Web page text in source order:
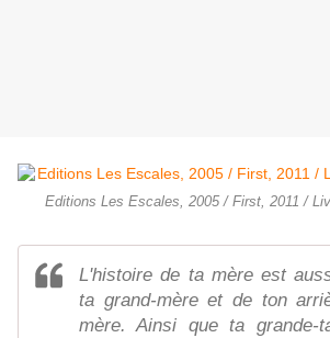
Editions Les Escales, 2005 / First, 2011 /
L'histoire de ta mère est
ta grand-mère et de ton
mère. Ainsi que ta grande-